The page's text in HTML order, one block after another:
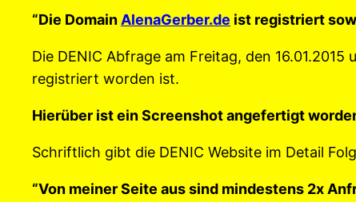
“Die DomainAlenaGerber.de ist registriert
Die DENIC Abfrage am Freitag, den
registriert worden ist.
Hierüber ist ein Screenshot angefertigt
Schriftlich gibt die DENIC Website im Detail
“Von meiner Seite aus sind mindestens 2x